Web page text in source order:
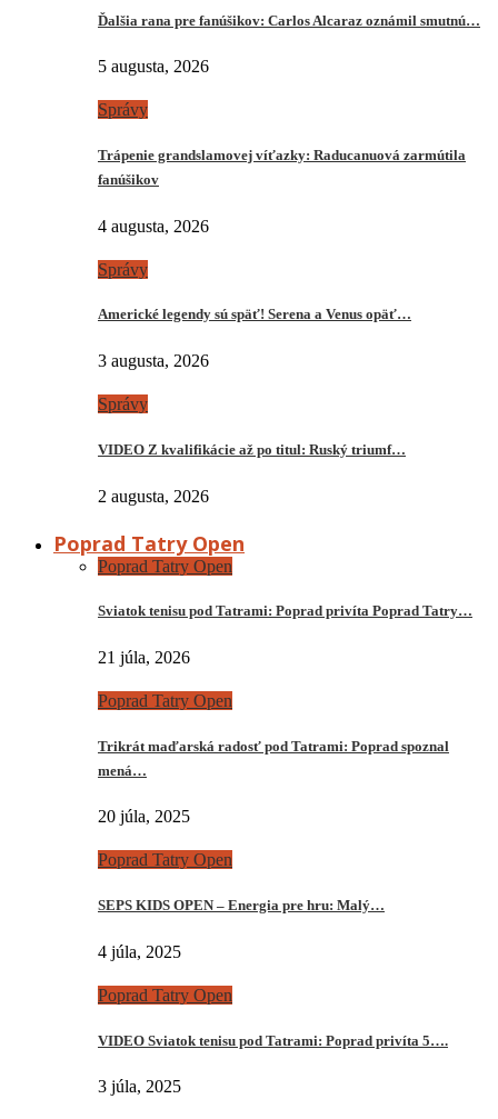
Ďalšia rana pre fanúšikov: Carlos Alcaraz oznámil smutnú…
5 augusta, 2026
Správy
Trápenie grandslamovej víťazky: Raducanuová zarmútila
fanúšikov
4 augusta, 2026
Správy
Americké legendy sú späť! Serena a Venus opäť…
3 augusta, 2026
Správy
VIDEO Z kvalifikácie až po titul: Ruský triumf…
2 augusta, 2026
Poprad Tatry Open
Poprad Tatry Open
Sviatok tenisu pod Tatrami: Poprad privíta Poprad Tatry…
21 júla, 2026
Poprad Tatry Open
Trikrát maďarská radosť pod Tatrami: Poprad spoznal
mená…
20 júla, 2025
Poprad Tatry Open
SEPS KIDS OPEN – Energia pre hru: Malý…
4 júla, 2025
Poprad Tatry Open
VIDEO Sviatok tenisu pod Tatrami: Poprad privíta 5….
3 júla, 2025